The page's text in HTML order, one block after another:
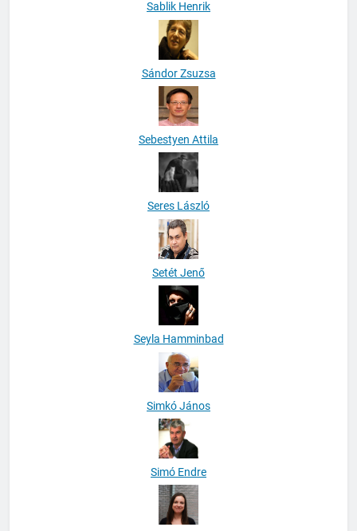
Sablik Henrik
Sándor Zsuzsa
Sebestyen Attila
Seres László
Setét Jenő
Seyla Hamminbad
Simkó János
Simó Endre